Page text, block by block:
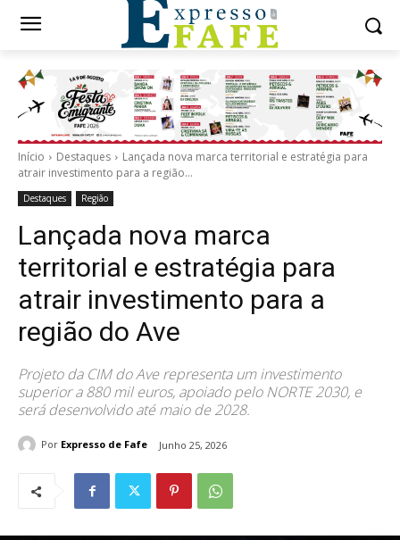
Início Destaques
Lançada nova marca territorial e estratégia para
atrair investimento para a região...
Destaques Região
Lançada nova marca
territorial e estratégia para
atrair investimento para a
região do Ave
Projeto da CIM do Ave representa um investimento
superior a 880 mil euros, apoiado pelo NORTE 2030, e
será desenvolvido até maio de 2028.
Por Expresso de Fafe Junho 25, 2026